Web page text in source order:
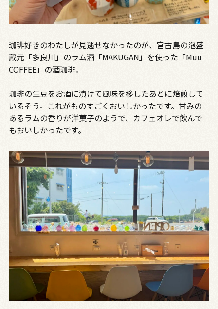
珈琲好きのわたしが見逃せなかったのが、宮古島の泡盛
蔵元「多良川」のラム酒「MAKUGAN」を使った「Muu
COFFEE」の酒珈琲。
珈琲の生豆をお酒に漬けて風味を移したあとに焙煎して
いるそう。これがものすごくおいしかったです。甘みの
あるラムの香りが洋菓子のようで、カフェオレで飲んで
もおいしかったです。